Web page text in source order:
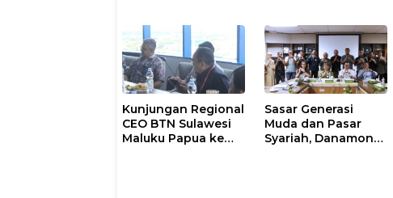
Kunjungan Regional
CEO BTN Sulawesi
Maluku Papua ke
Sasar Generasi
Muda dan Pasar
Syariah, Danamon